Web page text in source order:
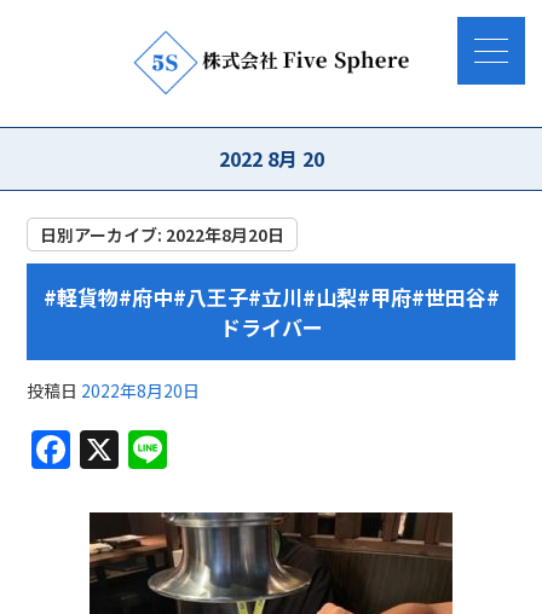
2022 8月 20
日別アーカイブ: 2022年8月20日
#軽貨物#府中#八王子#立川#山梨#甲府#世田谷#
ドライバー
投稿日 2022年8月20日
F
c
e
X
e